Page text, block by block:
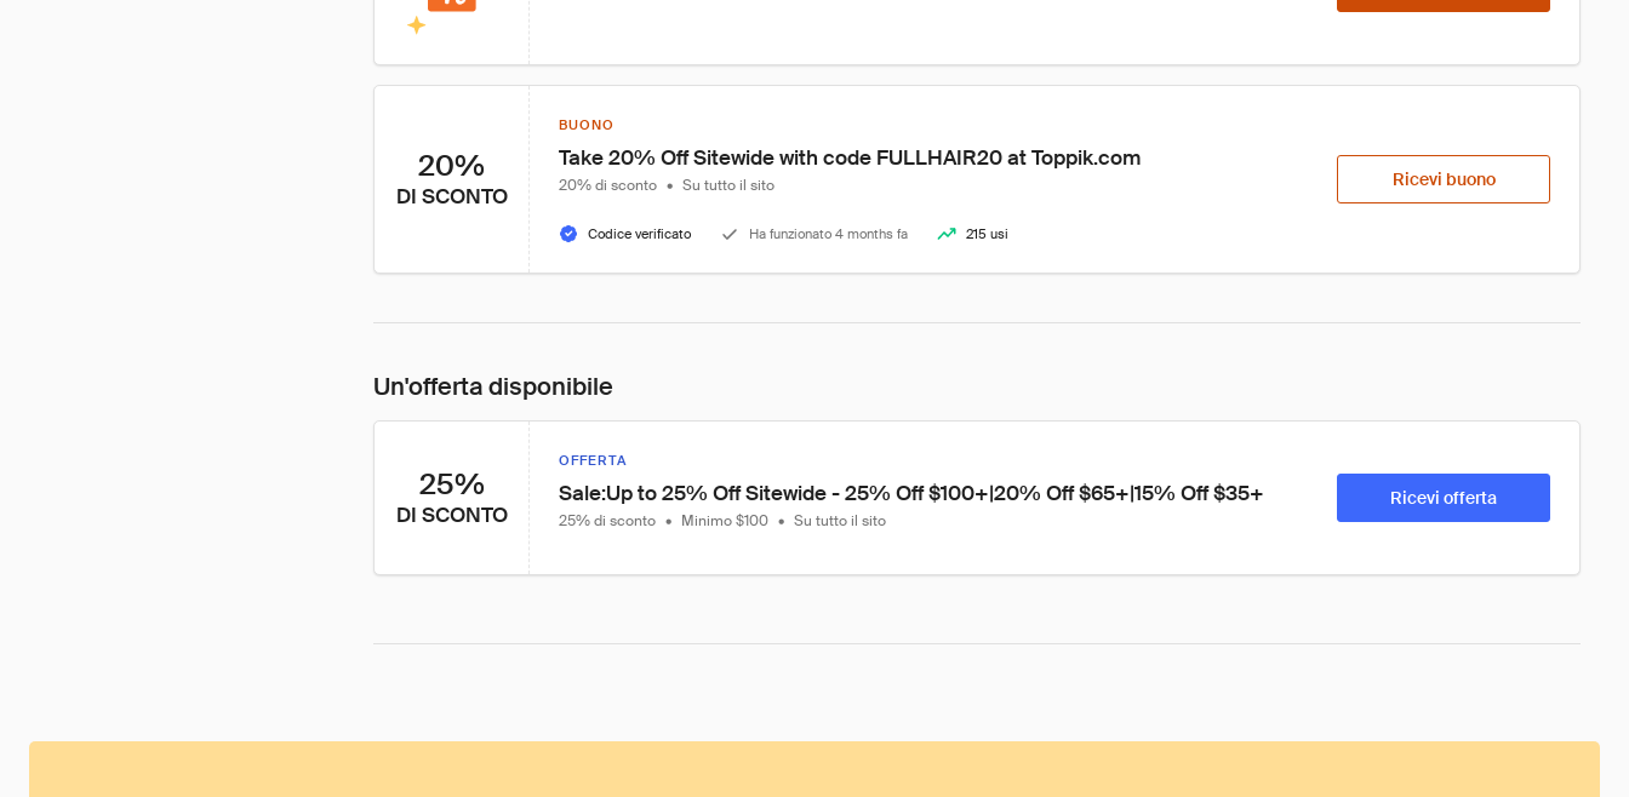
20%
DI SCONTO
BUONO
Take 20% Off Sitewide with code FULLHAIR20 at Toppik.com
20% di sconto • Su tutto il sito
Codice verificato Ha funzionato 4 months fa 215 usi
Ricevi buono
Un'offerta disponibile
25%
DI SCONTO
OFFERTA
Sale:Up to 25% Off Sitewide - 25% Off $100+|20% Off $65+|15% Off $35+
25% di sconto • Minimo $100 • Su tutto il sito
Ricevi offerta